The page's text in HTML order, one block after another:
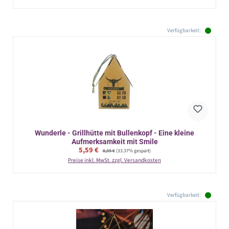
Verfügbarkeit:
Wunderle - Grillhütte mit Bullenkopf - Eine kleine
Aufmerksamkeit mit Smile
Verkaufspreis:
5,59 € Regulärer Preis:
8,39 €(33.37% gespart)
Preise inkl. MwSt. zzgl. Versandkosten
Verfügbarkeit: